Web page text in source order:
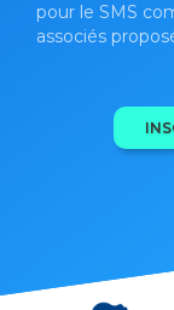
pour le SMS
associés